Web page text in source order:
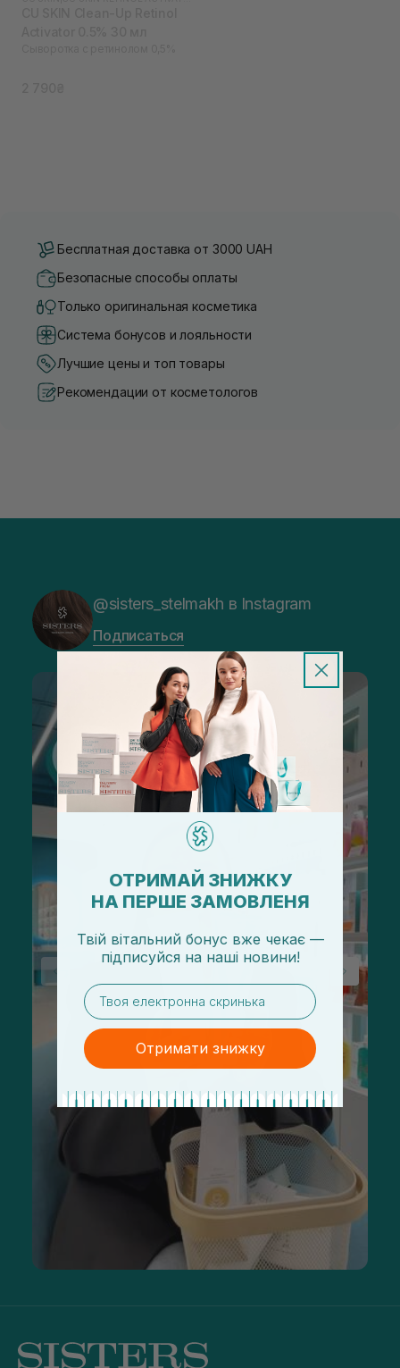
Бесплатная доставка от 3000 UAH
Безопасные способы оплаты
Только оригинальная косметика
Система бонусов и лояльности
Лучшие цены и топ товары
Рекомендации от косметологов
@sisters_stelmakh в Instagram
Подписаться
ОТРИМАЙ ЗНИЖКУ
НА ПЕРШЕ ЗАМОВЛЕНЯ
Твій вітальний бонус вже чекає —
підписуйся на наші новини!
email
Отримати знижку